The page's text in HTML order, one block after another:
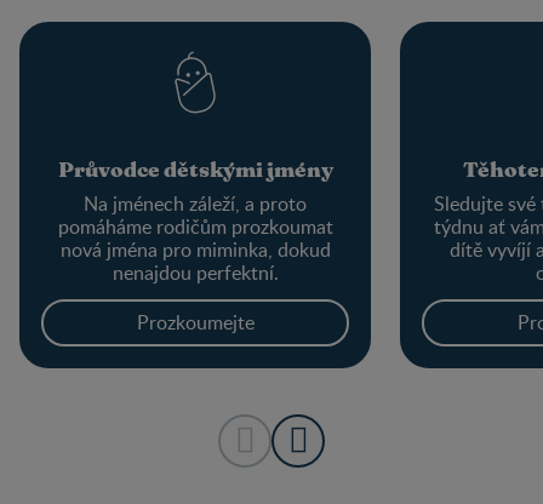
Průvodce dětskými jmény
Na jménech záleží, a proto
pomáháme rodičům prozkoumat
nová jména pro miminka, dokud
nenajdou perfektní.
Prozkoumejte
Sledujte
týdnu ať
dítě vyvíjí